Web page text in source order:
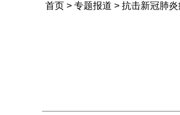
首页> 专题报道 > 抗击新冠肺炎